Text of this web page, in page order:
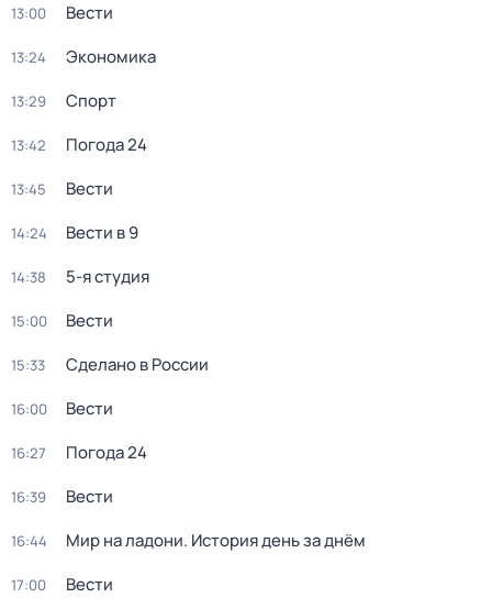
13:00 Вести
13:24 Экономика
13:29 Спорт
13:42 Погода 24
13:45 Вести
14:24 Вести в 9
14:38 5-я студия
15:00 Вести
15:33 Сделано в России
16:00 Вести
16:27 Погода 24
16:39 Вести
16:44 Мир на ладони. История день за днём
17:00 Вести